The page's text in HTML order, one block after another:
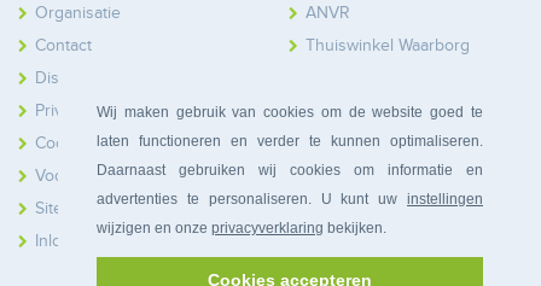
Wij maken gebruik van cookies om de website goed te
laten functioneren en verder te kunnen optimaliseren.
Daarnaast gebruiken wij cookies om informatie en
advertenties te personaliseren. U kunt uw instellingen
wijzigen en onze privacyverklaring bekijken.
Cookies accepteren
Organisatie
Contact
Disclaimer
Privacy
Cookies
Voorwaarden
Sitemap
Inloggen Huiseigenaren
ANVR
Thuiswinkel Waarborg